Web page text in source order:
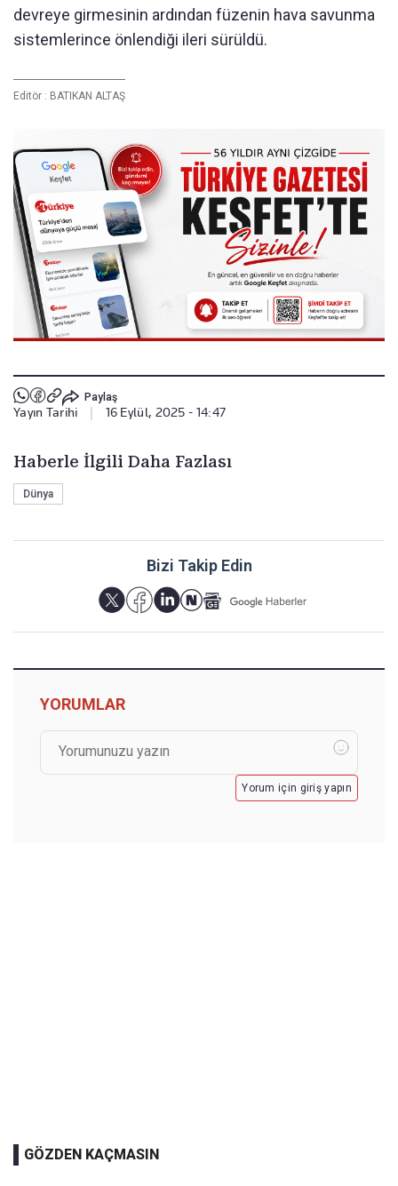
devreye girmesinin ardından füzenin hava savunma
sistemlerince önlendiği ileri sürüldü.
Editör : BATIKAN ALTAŞ
Paylaş
Yayın Tarihi 16 Eylül, 2025 - 14:47
Haberle İlgili Daha Fazlası
Dünya
Bizi Takip Edin
YORUMLAR
Yorum için giriş yapın
GÖZDEN KAÇMASIN